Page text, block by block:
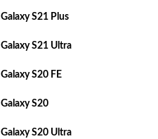
Galaxy S21 Plus
Galaxy S21 Ultra
Galaxy S20 FE
Galaxy S20
Galaxy S20 Ultra